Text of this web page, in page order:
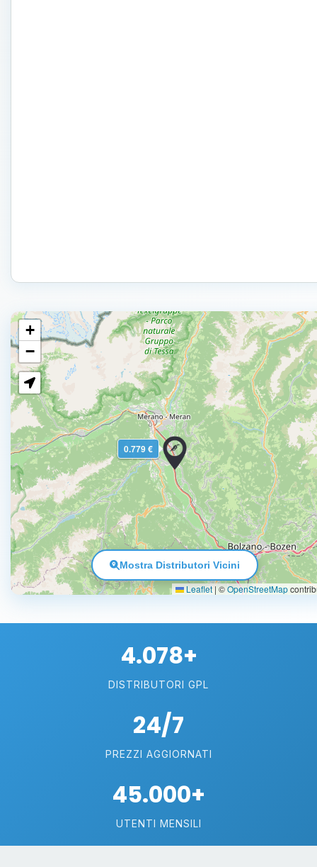
0.779 €
+
−
Leaflet| ©OpenStreetMap
Mostra Distributori Vicini
4.078+
DISTRIBUTORI GPL
24/7
PREZZI AGGIORNATI
45.000+
UTENTI MENSILI